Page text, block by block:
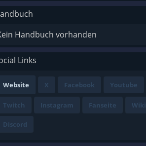
Handbuch vorhanden
Links
Website X Facebook Youtube
Twitch Instagram Fanseite Wiki
Discord